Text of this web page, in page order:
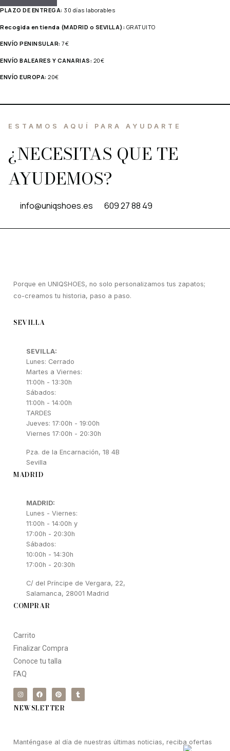
PLAZO DE ENTREGA: 30 días laborables
Recogida en tienda (MADRID o SEVILLA): GRATUITO
ENVÍO PENINSULAR: 7€
ENVÍO BALEARES Y CANARIAS: 20€
ENVÍO EUROPA: 20€
ESTAMOS AQUÍ PARA AYUDARTE
¿NECESITAS QUE TE
AYUDEMOS?
info@uniqshoes.es 609 27 88 49
Porque en UNIQSHOES, no solo personalizamos tus zapatos;
co-creamos tu historia, paso a paso.
SEVILLA
SEVILLA:
Lunes: Cerrado
Martes a Viernes:
11:00h - 13:30h
Sábados:
11:00h - 14:00h
TARDES
Jueves: 17:00h - 19:00h
Viernes 17:00h - 20:30h
Pza. de la Encarnación, 18 4B
Sevilla
MADRID
MADRID:
Lunes - Viernes:
11:00h - 14:00h y
17:00h - 20:30h
Sábados:
10:00h - 14:30h
17:00h - 20:30h
C/ del Príncipe de Vergara, 22,
Salamanca, 28001 Madrid
COMPRAR
Carrito
Finalizar Compra
Conoce tu talla
FAQ
NEWSLETTER
Manténgase al día de nuestras últimas noticias, reciba ofertas